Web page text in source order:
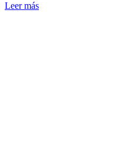
Leer más